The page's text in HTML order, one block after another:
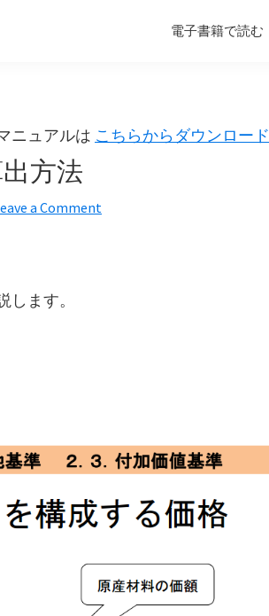
電子書籍で読む
ニュアルは こちらからダウンロード
方法
a Comment
ます。